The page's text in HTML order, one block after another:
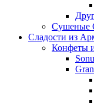
Сушеные
Сладости из
Конфеты